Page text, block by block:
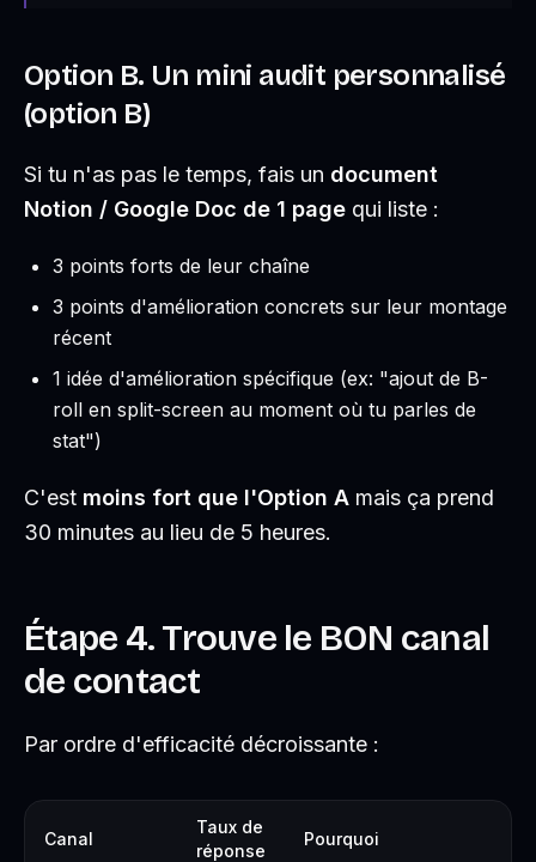
Option B. Un mini audit personnalisé
(option B)
Si tu n'as pas le temps, fais un document
Notion / Google Doc de 1 page qui liste :
3 points forts de leur chaîne
3 points d'amélioration concrets sur leur montage
récent
1 idée d'amélioration spécifique (ex: "ajout de B-
roll en split-screen au moment où tu parles de
stat")
C'est moins fort que l'Option A mais ça prend
30 minutes au lieu de 5 heures.
Étape 4. Trouve le BON canal
de contact
Par ordre d'efficacité décroissante :
Canal
Taux de
réponse
Pourquoi